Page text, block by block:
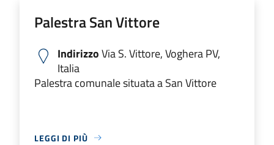
Palestra San Vittore
IndirizzoVia S. Vittore, Voghera PV,
Italia
Palestra comunale situata a San Vittore
LEGGI DI PIÙ